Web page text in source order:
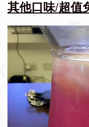
其他口味/超值